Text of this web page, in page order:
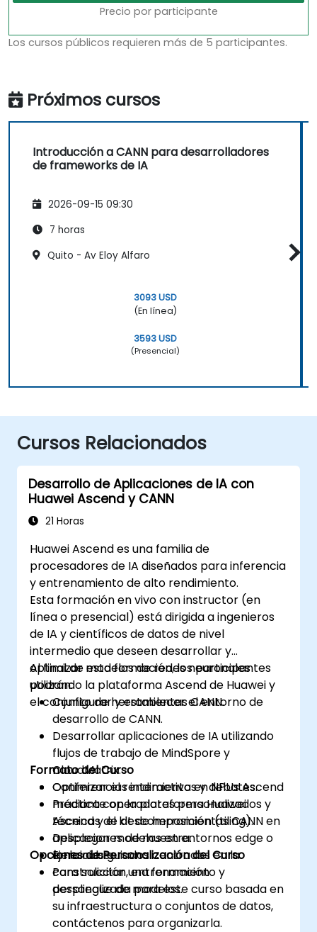
Precio por participante
Los cursos públicos requieren más de 5 participantes.
Próximos cursos
Introducción a CANN para desarrolladores
de frameworks de IA
2026-09-15 09:30
7 horas
Quito - Av Eloy Alfaro
3093 USD
(En línea)
3593 USD
(Presencial)
Cursos Relacionados
Desarrollo de Aplicaciones de IA con
Huawei Ascend y CANN
21 Horas
Huawei Ascend es una familia de
procesadores de IA diseñados para inferencia
y entrenamiento de alto rendimiento.
Esta formación en vivo con instructor (en
línea o presencial) está dirigida a ingenieros
de IA y científicos de datos de nivel
intermedio que deseen desarrollar y
optimizar modelos de redes neuronales
utilizando la plataforma Ascend de Huawei y
el conjunto de herramientas CANN.
Al final de esta formación, los participantes
podrán:
Configurar y establecer el entorno de
desarrollo de CANN.
Desarrollar aplicaciones de IA utilizando
flujos de trabajo de MindSpore y
CloudMatrix.
Optimizar el rendimiento en NPUs Ascend
mediante operadores personalizados y
técnicas de descomposición (tiling).
Desplegar modelos en entornos edge o
en la nube.
Formato del Curso
Conferencias interactivas y debates.
Práctica con la plataforma Huawei
Ascend y el kit de herramientas CANN en
aplicaciones de muestra.
Ejercicios guiados centrados en la
construcción, entrenamiento y
despliegue de modelos.
Opciones de Personalización del Curso
Para solicitar una formación
personalizada para este curso basada en
su infraestructura o conjuntos de datos,
contáctenos para organizarla.